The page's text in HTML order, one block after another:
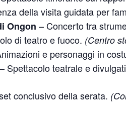
della visita guidata per
Ongon – Concerto tra
di teatro e fuoco. (Centro
e personaggi in
– Spettacolo teatrale e
conclusivo della serata.